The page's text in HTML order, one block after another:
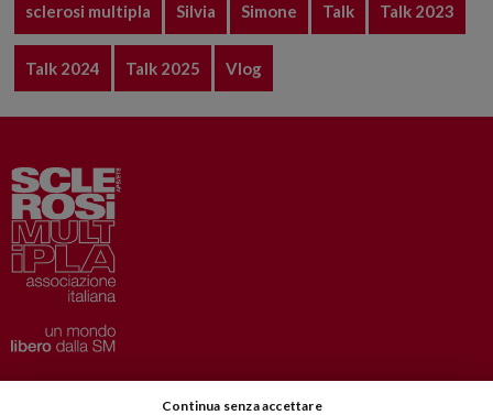
sclerosi multipla Silvia Simone Talk Talk 2023
Talk 2024 Talk 2025 Vlog
Privacy–Disclaimer
Continua senza accettare